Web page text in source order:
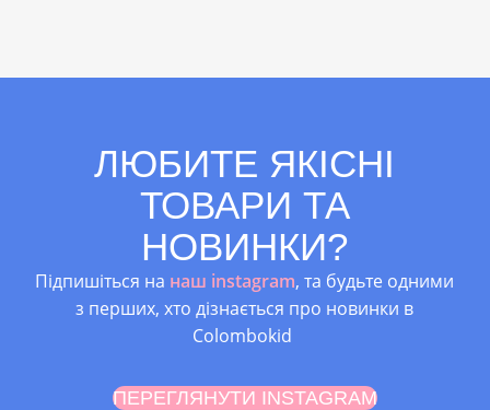
ЛЮБИТЕ ЯКІСНІ
ТОВАРИ ТА
НОВИНКИ?
Підпишіться на наш instagram, та будьте одними
з перших, хто дізнається про новинки в
Colombokid
ПЕРЕГЛЯНУТИ INSTAGRAM